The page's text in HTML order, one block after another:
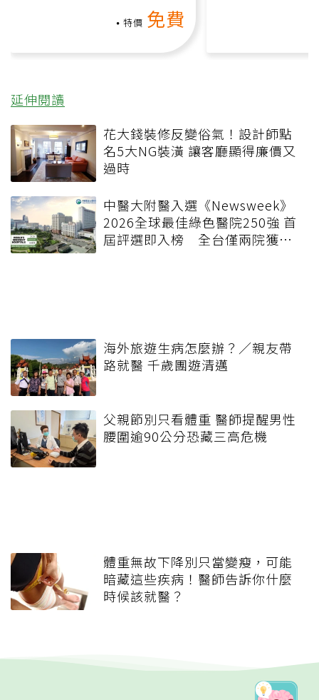
特價 免費
延伸閱讀
花大錢裝修反變俗氣！設計師點
名5大NG裝潢 讓客廳顯得廉價又
過時
中醫大附醫入選《Newsweek》
2026全球最佳綠色醫院250強 首
屆評選即入榜 全台僅兩院獲
海外旅遊生病怎麼辦？／親友帶
路就醫 千歲團遊清邁
父親節別只看體重 醫師提醒男性
腰圍逾90公分恐藏三高危機
體重無故下降別只當變瘦，可能
暗藏這些疾病！醫師告訴你什麼
時候該就醫？